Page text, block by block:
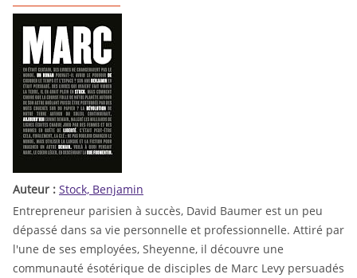
Auteur : Stock, Benjamin
Entrepreneur parisien à succès, David Baumer est un peu
dépassé dans sa vie personnelle et professionnelle. Attiré par
l'une de ses employées, Sheyenne, il découvre une
communauté ésotérique de disciples de Marc Levy persuadés